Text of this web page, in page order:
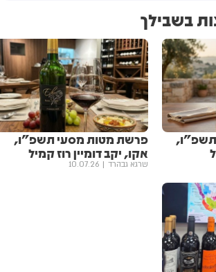
בשבילך
תשפ"ו,
פרשת מטות מסעי תשפ"ו,
אקו, יקב דומיין רוז קמיל
שרגא גבהרד 10.07.26